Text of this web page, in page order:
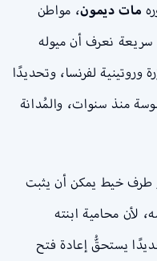
مات ديمون، مواطن
سريعة نعرف أن ميوله
وروتينية لفرنسا، وتحديدًا
منذ سنوات، والمُدانة
طرف خيط يمكن أن يثبت
لأن محامية ابنته
يستحقُّ إعادة فتح